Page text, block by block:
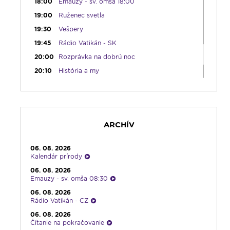
19:00
Ruženec svetla
19:30
Vešpery
19:45
Rádio Vatikán - SK
20:00
Rozprávka na dobrú noc
20:10
História a my
ARCHÍV
06. 08. 2026
Kalendár prírody
06. 08. 2026
Emauzy - sv. omša 08:30
06. 08. 2026
Rádio Vatikán - CZ
06. 08. 2026
Čítanie na pokračovanie